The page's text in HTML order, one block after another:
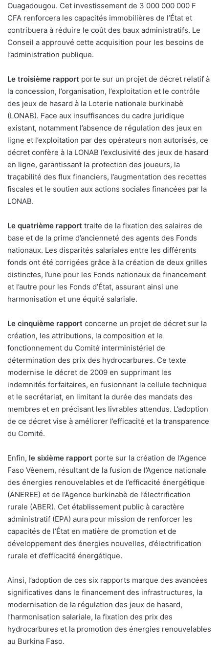
Ouagadougou. Cet investissement de 3 000 000 000 F
CFA renforcera les capacités immobilières de l’État et
contribuera à réduire le coût des baux administratifs. Le
Conseil a approuvé cette acquisition pour les besoins de
l’administration publique.
Le troisième rapport porte sur un projet de décret relatif à
la concession, l’organisation, l’exploitation et le contrôle
des jeux de hasard à la Loterie nationale burkinabè
(LONAB). Face aux insuffisances du cadre juridique
existant, notamment l’absence de régulation des jeux en
ligne et l’exploitation par des opérateurs non autorisés, ce
décret confère à la LONAB l’exclusivité des jeux de hasard
en ligne, garantissant la protection des joueurs, la
traçabilité des flux financiers, l’augmentation des recettes
fiscales et le soutien aux actions sociales financées par la
LONAB.
Le quatrième rapport traite de la fixation des salaires de
base et de la prime d’ancienneté des agents des Fonds
nationaux. Les disparités salariales entre les différents
fonds ont été corrigées grâce à la création de deux grilles
distinctes, l’une pour les Fonds nationaux de financement
et l’autre pour les Fonds d’État, assurant ainsi une
harmonisation et une équité salariale.
Le cinquième rapport concerne un projet de décret sur la
création, les attributions, la composition et le
fonctionnement du Comité interministériel de
détermination des prix des hydrocarbures. Ce texte
modernise le décret de 2009 en supprimant les
indemnités forfaitaires, en fusionnant la cellule technique
et le secrétariat, en limitant la durée des mandats des
membres et en précisant les livrables attendus. L’adoption
de ce décret vise à améliorer l’efficacité et la transparence
du Comité.
Enfin, le sixième rapport porte sur la création de l’Agence
Faso Vêenem, résultant de la fusion de l’Agence nationale
des énergies renouvelables et de l’efficacité énergétique
(ANEREE) et de l’Agence burkinabè de l’électrification
rurale (ABER). Cet établissement public à caractère
administratif (EPA) aura pour mission de renforcer les
capacités de l’État en matière de promotion et de
développement des énergies nouvelles, d’électrification
rurale et d’efficacité énergétique.
Ainsi, l’adoption de ces six rapports marque des avancées
significatives dans le financement des infrastructures, la
modernisation de la régulation des jeux de hasard,
l’harmonisation salariale, la fixation des prix des
hydrocarbures et la promotion des énergies renouvelables
au Burkina Faso.